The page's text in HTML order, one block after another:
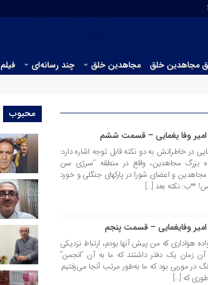
مجاهدین خلق مجاهدین خلق چند رسانه‌ای فیلم
امیر وفا یغمایی – قسمت ششم
در خاطراتش به دو نکته قابل توجه اشاره دارد:
بزرگ مجاهدین، واقع در منطقه “سرژی سن
کریستف!” ب- تفریح و تفرّج سران مجاهدین و اعضای شورا در پارک‎های جنگلی و خورد
**ب: نکته بعد […]
وفایغمایی – قسمت پنجم
هواداری که من پیش آنها بودم، ارتباط نزدیکی
زمان یک دفتر داشتند که ما به آن “انجمن”
در موربی بود که ما به‌طور مرتب آنجا می‌رفتیم.
که […]
محبوب